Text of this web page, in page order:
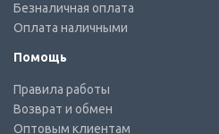
Безналичная оплата
Оплата наличными
Помощь
Правила работы
Возврат и обмен
Оптовым клиентам